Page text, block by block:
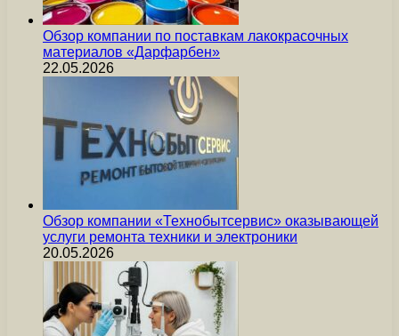
Обзор компании по поставкам лакокрасочных
материалов «Дарфарбен»
22.05.2026
Обзор компании «Технобытсервис» оказывающей
услуги ремонта техники и электроники
20.05.2026